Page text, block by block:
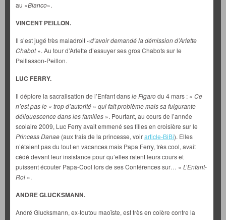
au «Bianco».
VINCENT PEILLON.
Il s’est jugé très maladroit «d’avoir demandé la démission d’Arlette
Chabot». Au tour d’Arlette d’essuyer ses gros Chabots sur le
Paillasson-Peillon.
LUC FERRY.
Il déplore la sacralisation de l’Enfant dansle Figarodu 4 mars : « Ce
n’est pas le « trop d’autorité » qui fait problème mais sa fulgurante
déliquescence dans les familles ». Pourtant, au cours de l’année
scolaire 2009, Luc Ferry avait emmené ses filles en croisière sur le
Princess Danae (aux frais de la princesse, voirarticle-BiBi). Elles
n’étaient pas du tout en vacances mais Papa Ferry, très cool, avait
cédé devant leur insistance pour qu’elles ratent leurs cours et
puissent écouter Papa-Cool lors de ses Conférences sur… « L’Enfant-
Roi ».
ANDRE GLUCKSMANN.
André Glucksmann, ex-toutou maoïste, est très en colère contre la